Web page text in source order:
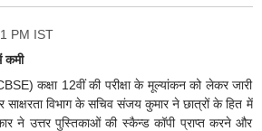
PM IST
कमी
कक्षा 12वीं की परीक्षा के मूल्यांकन को लेकर जारी
साक्षरता विभाग के सचिव संजय कुमार ने छात्रों के हित में
ने उत्तर पुस्तिकाओं की स्कैन्ड कॉपी प्राप्त करने और